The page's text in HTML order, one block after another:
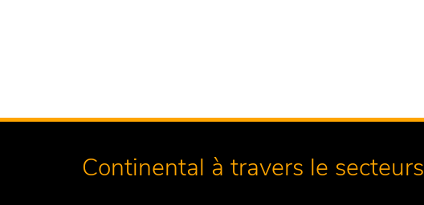
Continental à travers le secteurs